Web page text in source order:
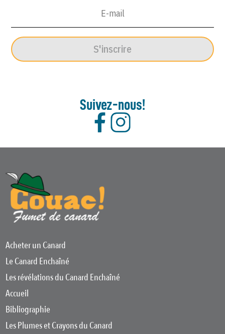
S'inscrire
Suivez-nous!
Acheter un Canard
Le Canard Enchaîné
Les révélations du Canard Enchaîné
Accueil
Bibliographie
Les Plumes et Crayons du Canard